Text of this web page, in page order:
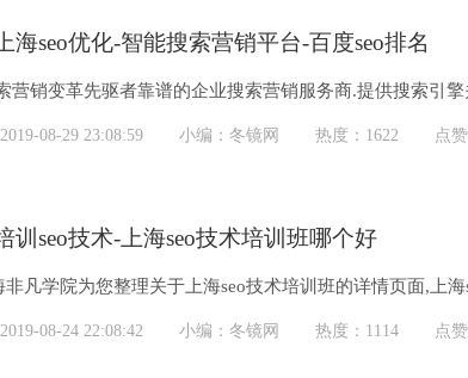
上海seo优化-智能搜索营销平台-百度seo排名
营销变革先驱者靠谱的企业搜索营销服务商.提供搜索引
等整合营销。坚持只做“有用...
08-29 23:08:59 小编：冬镜网 热度：1622 点
训seo技术-上海seo技术培训班哪个好
非凡学院为您整理关于上海seo技术培训班的详情页面,上
懂、深受广大学员所欢迎。
08-24 22:08:42 小编：冬镜网 热度：1114 点